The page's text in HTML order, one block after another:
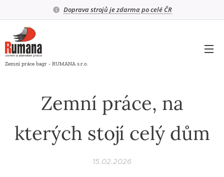
Doprava strojů je zdarma po celé ČR
Zemní práce bagr - RUMANA s.r.o.
Zemní práce, na
kterých stojí celý dům
15.02.2026